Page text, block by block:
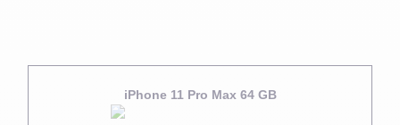
iPhone 11 Pro Max 64 GB